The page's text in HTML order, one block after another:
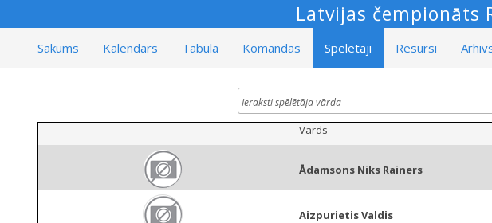
Latvijas čempionāts
Sākums Kalendārs Tabula Komandas Spēlētāji Resursi
Vārds
Ādamsons Niks Rainers
Aizpurietis Valdis